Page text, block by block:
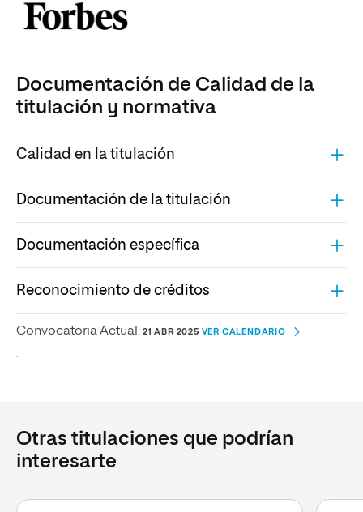
Documentación de Calidad de la
titulación y normativa
Calidad en la titulación
Documentación de la titulación
Documentación específica
Reconocimiento de créditos
Convocatoria Actual: 21 ABR 2025 VER CALENDARIO
.
Otras titulaciones que podrían
interesarte